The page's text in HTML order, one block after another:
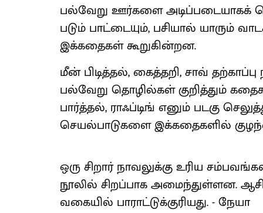
பல்வேறு ஊர்களை
படும் பாட்டையும், பசியால் யாரும்
இக்கதைகள் கூறுகின்றன.
மீன் பிடித்தல், கைத்தறி, சாவ்
பல்வேறு தொழில்கள் குறித்தும்
பார்த்தல், ராஃப்டிங் எனும் படகு
செயல்பாடுகளை இக்கதைகளில்
ஒரு சிறார் நாவலுக்கு உரிய
நூலில் சிறப்பாக அமைந்துள்ளன.
வகையில் பாராட்டுக்குரியது. - நேயா